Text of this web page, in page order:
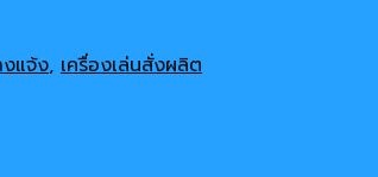
แจ้ง, เครื่องเล่นสั่งผลิต